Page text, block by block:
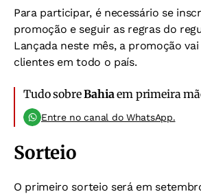
Para participar, é necessário se
promoção e seguir as regras do
Lançada neste mês, a promoção
clientes em todo o país.
Tudo sobreBahiaem primeira
Entre no canal do WhatsApp.
Sorteio
O primeiro sorteio será em